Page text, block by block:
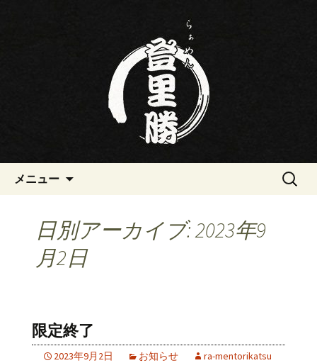
三重・桑名の寿司・ラーメン屋
らぁめん登里勝(とりかつ)のブ
ん登里勝(とりかつ)のブログです
メニュー
検
日別アーカイブ: 2023年9
月2日
限定終了
2023年9月2日 お知らせ ra-mentorikatsu